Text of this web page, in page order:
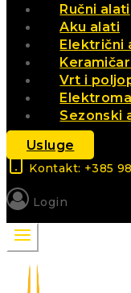
Ručni alati
Aku alati
Električni
Vrt i
Sezonski
Usluge
Kontakt: +385
Login